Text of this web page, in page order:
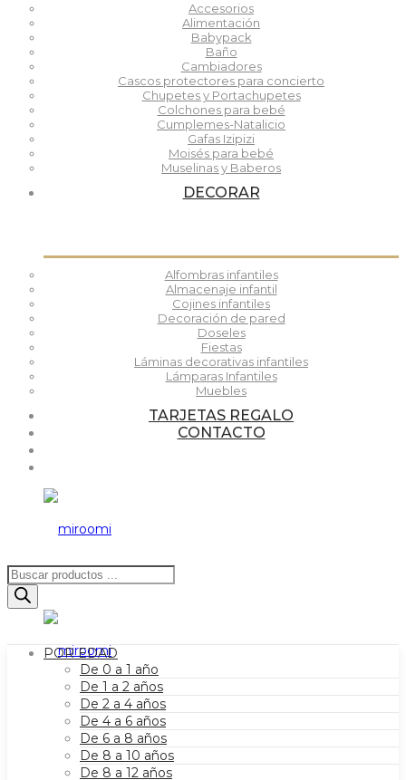
Accesorios
Alimentación
Babypack
Baño
Cambiadores
Cascos protectores para concierto
Chupetes y Portachupetes
Colchones para bebé
Cumplemes-Natalicio
Gafas Izipizi
Moisés para bebé
Muselinas y Baberos
DECORAR
Alfombras infantiles
Almacenaje infantil
Cojines infantiles
Decoración de pared
Doseles
Fiestas
Láminas decorativas infantiles
Lámparas Infantiles
Muebles
TARJETAS REGALO
CONTACTO
Búsqueda
de
productos
POR EDAD
De 0 a 1 año
De 1 a 2 años
De 2 a 4 años
De 4 a 6 años
De 6 a 8 años
De 8 a 10 años
De 8 a 12 años